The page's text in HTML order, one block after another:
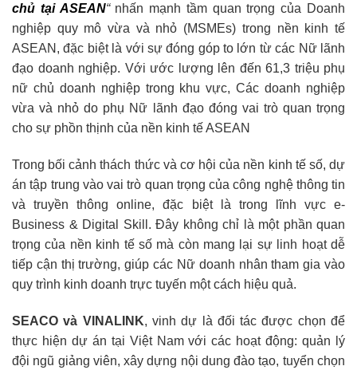
chủ tại ASEAN“nhấn mạnh tầm quan trọng của Doanh
nghiệp quy mô vừa và nhỏ (MSMEs) trong nền kinh tế
ASEAN, đặc biệt là với sự đóng góp to lớn từ các Nữ lãnh
đạo doanh nghiệp. Với ước lượng lên đến 61,3 triệu phụ
nữ chủ doanh nghiệp trong khu vực, Các doanh nghiệp
vừa và nhỏ do phụ Nữ lãnh đạo đóng vai trò quan trọng
cho sự phồn thịnh của nền kinh tế ASEAN
Trong bối cảnh thách thức và cơ hội của nền kinh tế số, dự
án tập trung vào vai trò quan trọng của công nghệ thông tin
và truyền thông online, đặc biệt là trong lĩnh vực e-
Business & Digital Skill. Đây không chỉ là một phần quan
trọng của nền kinh tế số mà còn mang lại sự linh hoạt dễ
tiếp cận thị trường, giúp các Nữ doanh nhân tham gia vào
quy trình kinh doanh trực tuyến một cách hiệu quả.
SEACO và VINALINK, vinh dự là đối tác được chọn để
thực hiện dự án tại Việt Nam với các hoạt động: quản lý
đội ngũ giảng viên, xây dựng nội dung đào tạo, tuyển chọn